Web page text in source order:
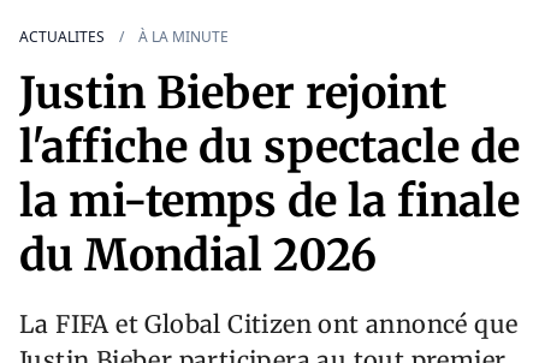
ACTUALITES À LA MINUTE
Justin Bieber rejoint
l'affiche du spectacle de
la mi-temps de la finale
du Mondial 2026
La FIFA et Global Citizen ont annoncé que